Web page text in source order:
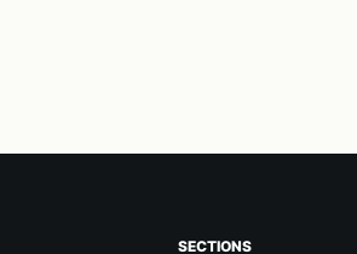
SECTIONS